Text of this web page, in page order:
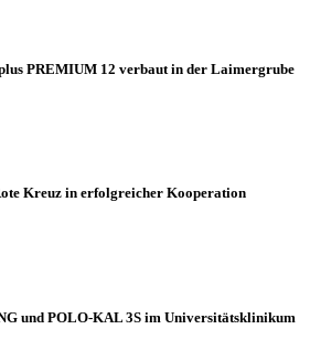
PREMIUM 12 verbaut in der Laimergrube
Kreuz in erfolgreicher Kooperation
und POLO-KAL 3S im Universitätsklinikum